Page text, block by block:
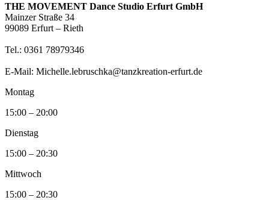
THE MOVEMENT Dance Studio Erfurt GmbH
Mainzer Straße 34
99089 Erfurt – Rieth
Tel.: 0361 78979346
E-Mail: Michelle.lebruschka@tanzkreation-erfurt.de
Montag
15:00 – 20:00
Dienstag
15:00 – 20:30
Mittwoch
15:00 – 20:30